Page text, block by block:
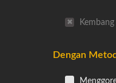
Kembang
Dengan